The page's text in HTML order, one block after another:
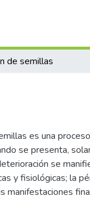
de semillas
es una
se presenta,
se
y fisiológicas; la
manifestaciones